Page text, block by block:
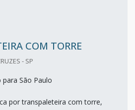
COM TORRE
- SP
São Paulo
por transpaleteira com torre,